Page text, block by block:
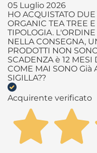
05 Luglio 2026
HO ACQUISTATO
ORGANIC TEA TREE
TIPOLOGIA.
NELLA CONSEGNA,
PRODOTTI NON
SCADENZA è 12
COME MAI SONO Già
SIGILLA??
Acquirente verificato